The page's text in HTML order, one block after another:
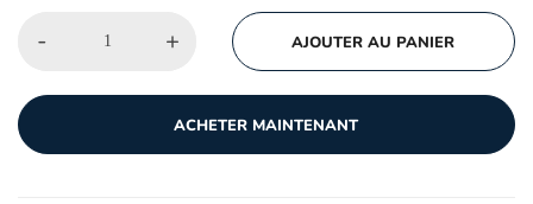
- + AJOUTER AU PANIER
ACHETER MAINTENANT